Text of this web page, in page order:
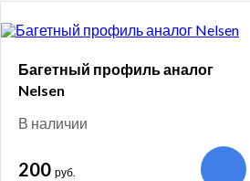
Багетный профиль аналог
Nelsen
В наличии
200 руб.